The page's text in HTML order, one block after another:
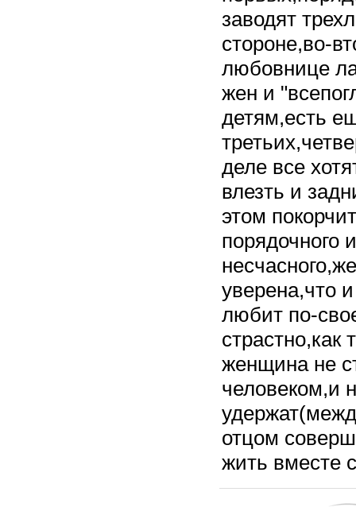
заводят
стороне,во-
любовнице
жен и
детям,есть
деле все
влезть и
этом
порядочного и
уверена,что
любит по-
женщина не
человеком,и
отцом
жить вместе